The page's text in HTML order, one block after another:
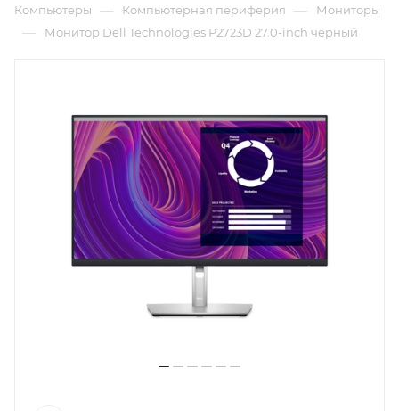
Компьютеры — Компьютерная периферия — Мониторы
— Монитор Dell Technologies P2723D 27.0-inch черный